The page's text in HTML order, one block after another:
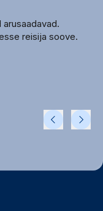
reisija soove.